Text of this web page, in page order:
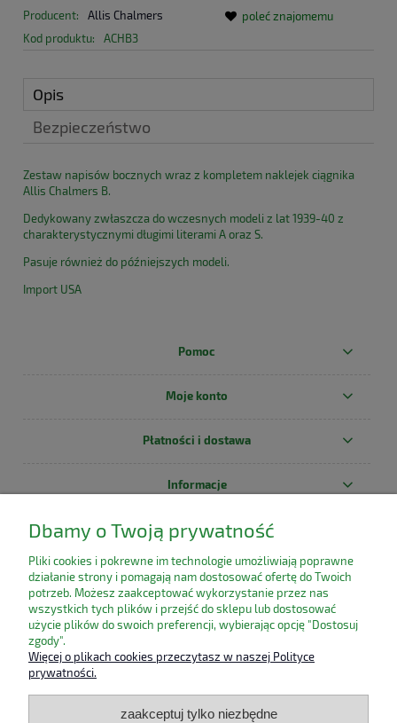
Producent:
Allis Chalmers
Kod produktu:
ACHB3
poleć znajomemu
Opis
Bezpieczeństwo
Zestaw napisów bocznych wraz z kompletem naklejek ciągnika
Allis Chalmers B.
Dedykowany zwłaszcza do wczesnych modeli z lat 1939-40 z
charakterystycznymi długimi literami A oraz S.
Pasuje również do późniejszych modeli.
Import USA
Pomoc
Moje konto
Płatności i dostawa
Informacje
O nas
Dbamy o Twoją prywatność
Pliki cookies i pokrewne im technologie umożliwiają poprawne
działanie strony i pomagają nam dostosować ofertę do Twoich
potrzeb. Możesz zaakceptować wykorzystanie przez nas
wszystkich tych plików i przejść do sklepu lub dostosować
użycie plików do swoich preferencji, wybierając opcję "Dostosuj
zgody".
Więcej o plikach cookies przeczytasz w naszej Polityce
prywatności.
zaakceptuj tylko niezbędne